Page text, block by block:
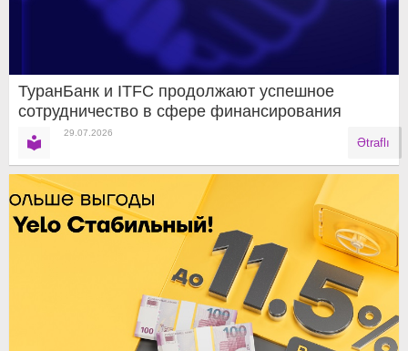
ТуранБанк и ITFC продолжают успешное
сотрудничество в сфере финансирования
29.07.2026
Ətraflı